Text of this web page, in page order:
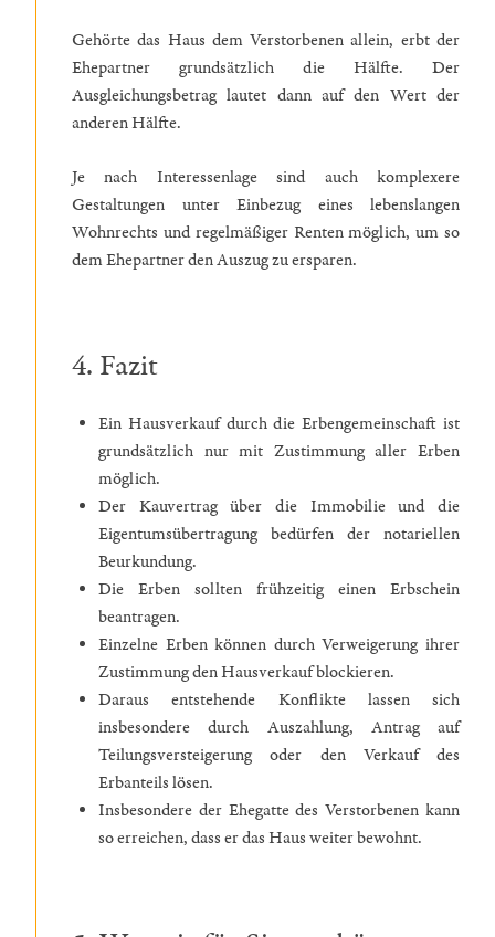
Gehörte das Haus dem Verstorbenen allein, erbt der
Ehepartner grundsätzlich die Hälfte. Der
Ausgleichungsbetrag lautet dann auf den Wert der
anderen Hälfte.
Je nach Interessenlage sind auch komplexere
Gestaltungen unter Einbezug eines lebenslangen
Wohnrechts und regelmäßiger Renten möglich, um so
dem Ehepartner den Auszug zu ersparen.
4. Fazit
Ein Hausverkauf durch die Erbengemeinschaft ist
grundsätzlich nur mit Zustimmung aller Erben
möglich.
Der Kauvertrag über die Immobilie und die
Eigentumsübertragung bedürfen der notariellen
Beurkundung.
Die Erben sollten frühzeitig einen Erbschein
beantragen.
Einzelne Erben können durch Verweigerung ihrer
Zustimmung den Hausverkauf blockieren.
Daraus entstehende Konflikte lassen sich
insbesondere durch Auszahlung, Antrag auf
Teilungsversteigerung oder den Verkauf des
Erbanteils lösen.
Insbesondere der Ehegatte des Verstorbenen kann
so erreichen, dass er das Haus weiter bewohnt.